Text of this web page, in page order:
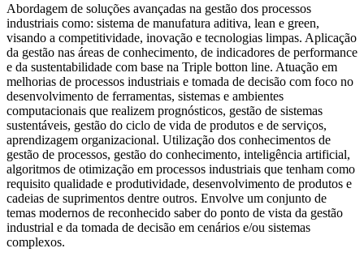
Abordagem de soluções avançadas na gestão dos processos
industriais como: sistema de manufatura aditiva, lean e green,
visando a competitividade, inovação e tecnologias limpas. Aplicação
da gestão nas áreas de conhecimento, de indicadores de performance
e da sustentabilidade com base na Triple botton line. Atuação em
melhorias de processos industriais e tomada de decisão com foco no
desenvolvimento de ferramentas, sistemas e ambientes
computacionais que realizem prognósticos, gestão de sistemas
sustentáveis, gestão do ciclo de vida de produtos e de serviços,
aprendizagem organizacional. Utilização dos conhecimentos de
gestão de processos, gestão do conhecimento, inteligência artificial,
algoritmos de otimização em processos industriais que tenham como
requisito qualidade e produtividade, desenvolvimento de produtos e
cadeias de suprimentos dentre outros. Envolve um conjunto de
temas modernos de reconhecido saber do ponto de vista da gestão
industrial e da tomada de decisão em cenários e/ou sistemas
complexos.